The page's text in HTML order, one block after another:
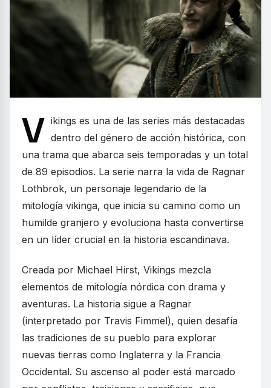
V ikings es una de las series más destacadas
dentro del género de acción histórica, con
una trama que abarca seis temporadas y un total
de 89 episodios. La serie narra la vida de Ragnar
Lothbrok, un personaje legendario de la
mitología vikinga, que inicia su camino como un
humilde granjero y evoluciona hasta convertirse
en un líder crucial en la historia escandinava.
Creada por Michael Hirst, Vikings mezcla
elementos de mitología nórdica con drama y
aventuras. La historia sigue a Ragnar
(interpretado por Travis Fimmel), quien desafía
las tradiciones de su pueblo para explorar
nuevas tierras como Inglaterra y la Francia
Occidental. Su ascenso al poder está marcado